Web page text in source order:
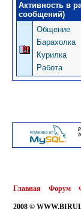
Активность в
сообщений)
Общение
Барахолка
Курилка
Работа
Главная Форум
2008 ©